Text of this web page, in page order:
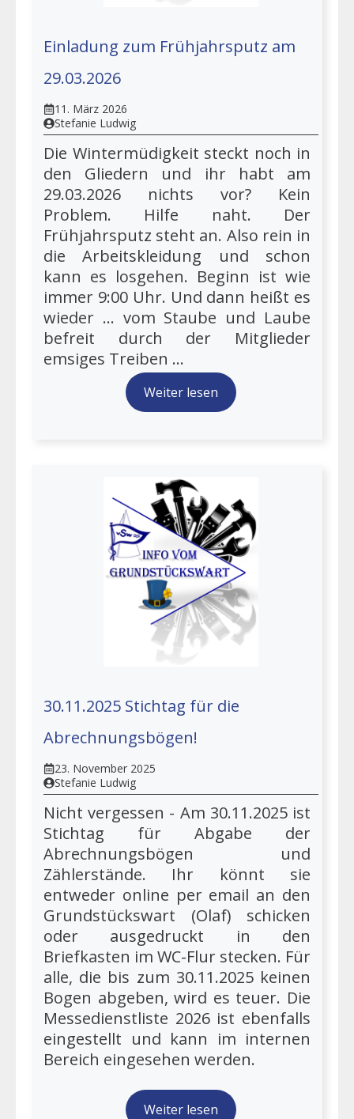
Einladung zum Frühjahrsputz am
29.03.2026
11. März 2026
Stefanie Ludwig
Die Wintermüdigkeit steckt noch in
den Gliedern und ihr habt am
29.03.2026 nichts vor? Kein
Problem. Hilfe naht. Der
Frühjahrsputz steht an. Also rein in
die Arbeitskleidung und schon
kann es losgehen. Beginn ist wie
immer 9:00 Uhr. Und dann heißt es
wieder ... vom Staube und Laube
befreit durch der Mitglieder
emsiges Treiben ...
Weiter lesen
30.11.2025 Stichtag für die
Abrechnungsbögen!
23. November 2025
Stefanie Ludwig
Nicht vergessen - Am 30.11.2025 ist
Stichtag für Abgabe der
Abrechnungsbögen und
Zählerstände. Ihr könnt sie
entweder online per email an den
Grundstückswart (Olaf) schicken
oder ausgedruckt in den
Briefkasten im WC-Flur stecken. Für
alle, die bis zum 30.11.2025 keinen
Bogen abgeben, wird es teuer. Die
Messedienstliste 2026 ist ebenfalls
eingestellt und kann im internen
Bereich eingesehen werden.
Weiter lesen